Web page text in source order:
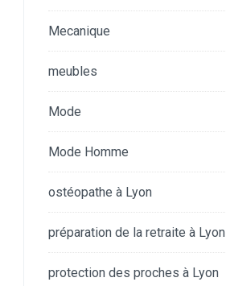
Mecanique
meubles
Mode
Mode Homme
ostéopathe à Lyon
préparation de la retraite à Lyon
protection des proches à Lyon